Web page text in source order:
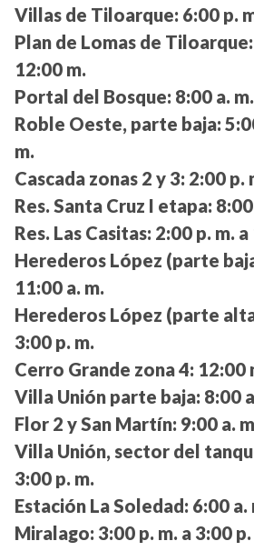
Villas de Tiloarque: 6:00 p.
Plan de Lomas de Tiloarque:
12:00 m.
Portal del Bosque: 8:00 a.
Roble Oeste, parte baja:
m.
Cascada zonas 2 y 3: 2:00 p.
Res. Santa Cruz I etapa:
Res. Las Casitas: 2:00 p. m.
Herederos López (parte
11:00 a. m.
Herederos López (parte
3:00 p. m.
Cerro Grande zona 4: 12:00
Villa Unión parte baja: 8:00
Flor 2 y San Martín: 9:00 a.
Villa Unión, sector del
3:00 p. m.
Estación La Soledad: 6:00 a.
Miralago: 3:00 p. m. a 3:00 p.